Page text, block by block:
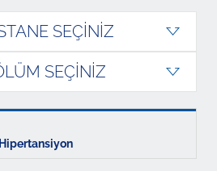
Hipertansiyon